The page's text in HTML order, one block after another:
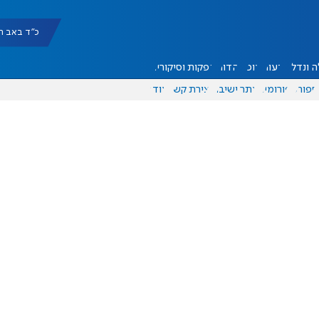
כ"ד באב תשפ"ו
ונדל"ן דעות אוכל יהדות הפקות וסיקורים
ספורט פורומים אתר ישיבה יצירת קשר עוד